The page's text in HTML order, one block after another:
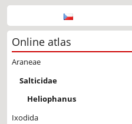
Online atlas
Araneae
Salticidae
Heliophanus
Ixodida